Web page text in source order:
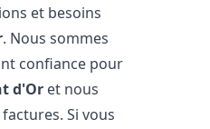
et besoins
. Nous sommes
confiance pour
d'Or et nous
Si vous